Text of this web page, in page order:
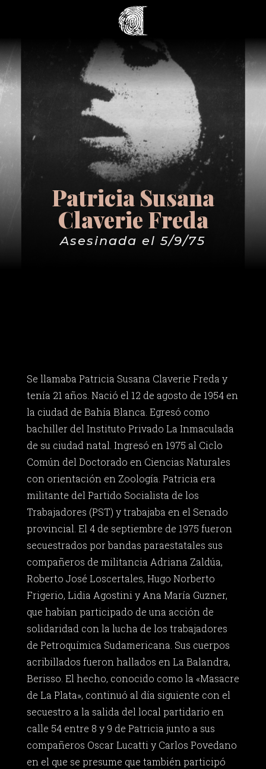
Patricia Susana
Claverie Freda
Asesinada el 5/9/75
Se llamaba Patricia Susana Claverie Freda y
tenía 21 años. Nació el 12 de agosto de 1954 en
la ciudad de Bahía Blanca. Egresó como
bachiller del Instituto Privado La Inmaculada
de su ciudad natal. Ingresó en 1975 al Ciclo
Común del Doctorado en Ciencias Naturales
con orientación en Zoología. Patricia era
militante del Partido Socialista de los
Trabajadores (PST) y trabajaba en el Senado
provincial. El 4 de septiembre de 1975 fueron
secuestrados por bandas paraestatales sus
compañeros de militancia Adriana Zaldúa,
Roberto José Loscertales, Hugo Norberto
Frigerio, Lidia Agostini y Ana María Guzner,
que habían participado de una acción de
solidaridad con la lucha de los trabajadores
de Petroquímica Sudamericana. Sus cuerpos
acribillados fueron hallados en La Balandra,
Berisso. El hecho, conocido como la «Masacre
de La Plata», continuó al día siguiente con el
secuestro a la salida del local partidario en
calle 54 entre 8 y 9 de Patricia junto a sus
compañeros Oscar Lucatti y Carlos Povedano
en el que se presume que también participó